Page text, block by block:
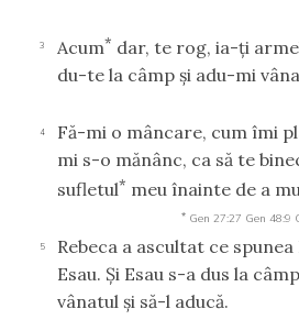
3 Acum* dar, te rog, ia-ţi
du-te la câmp şi adu-mi
4
Fă-mi o mâncare, cum îmi
mi s-o mănânc, ca să te
sufletul* meu înainte de a
* Gen 27:27 Gen 48:9
5
Rebeca a ascultat ce
Esau. Şi Esau s-a dus la
vânatul şi să-l aducă.